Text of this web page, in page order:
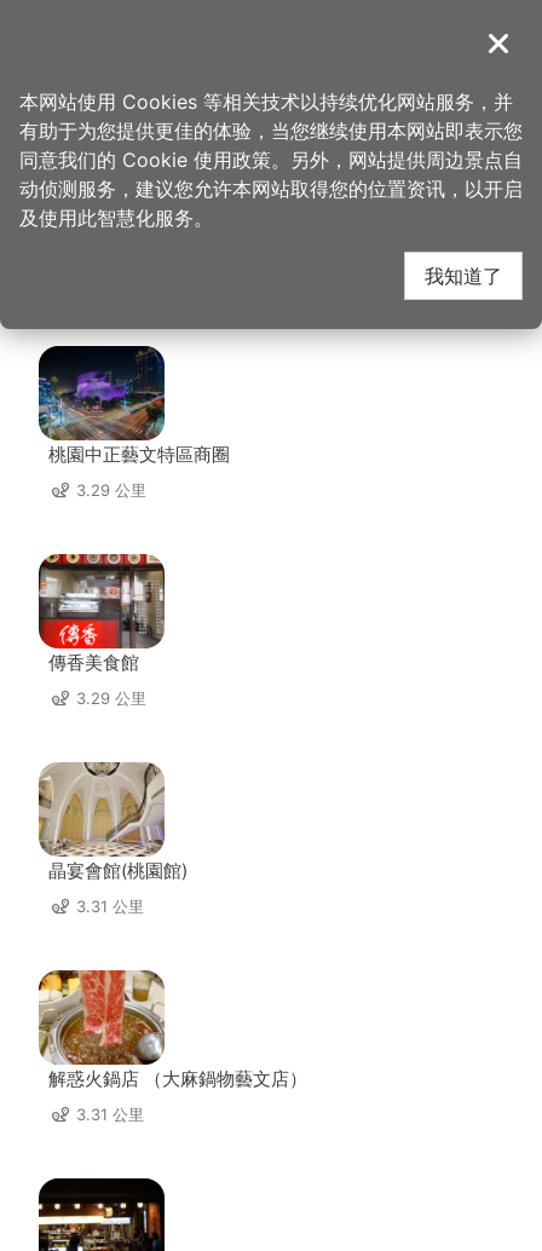
導覽
首页 > 想去的地方 > 住宿 > 城市商旅-桃园车站馆
城市商旅-桃园车站馆
周边店家
桃園中正藝文特區商圈
3.29 公里
傳香美食館
3.29 公里
晶宴會館(桃園館)
3.31 公里
解惑火鍋店 （大麻鍋物藝文店）
3.31 公里
关闭
本网站使用 Cookies 等相关技术以持续优化网站服务，并
有助于为您提供更佳的体验，当您继续使用本网站即表示您
同意我们的 Cookie 使用政策。另外，网站提供周边景点自
动侦测服务，建议您允许本网站取得您的位置资讯，以开启
及使用此智慧化服务。
我知道了